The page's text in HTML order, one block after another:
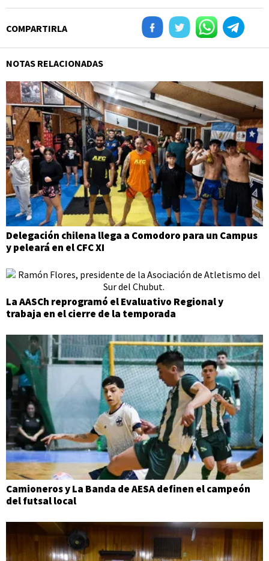
COMPARTIRLA
NOTAS RELACIONADAS
Delegación chilena llega a Comodoro para un Campus
y peleará en el CFC XI
La AASCh reprogramó el Evaluativo Regional y
trabaja en el cierre de la temporada
Camioneros y La Banda de AESA definen el campeón
del futsal local